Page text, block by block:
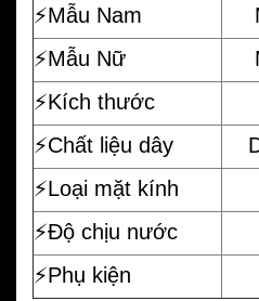
⚡️Mẫu Nam
⚡️Mẫu Nữ
⚡️Kích thước
⚡️Chất liệu dây
⚡️Loại mặt kính
⚡️Độ chịu nước
⚡️Phụ kiện